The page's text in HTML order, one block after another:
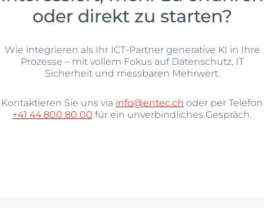
oder direkt zu starten?
Wie integrieren als Ihr ICT-Partner generative KI in Ihre
Prozesse – mit vollem Fokus auf Datenschutz, IT
Sicherheit und messbaren Mehrwert.
Kontaktieren Sie uns via info@entec.ch oder per Telefon
+41 44 800 80 00 für ein unverbindliches Gespräch.